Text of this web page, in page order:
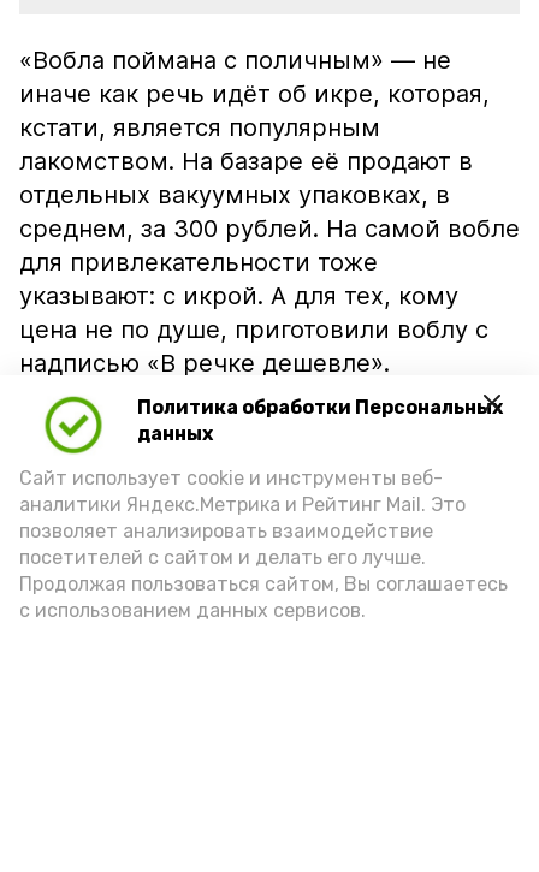
Политика обработки Персональных
данных
Сайт использует cookie и инструменты веб-
аналитики Яндекс.Метрика и Рейтинг Mail. Это
позволяет анализировать взаимодействие
посетителей с сайтом и делать его лучше.
Продолжая пользоваться сайтом, Вы соглашаетесь
с использованием данных сервисов.
«Вобла поймана с поличным» — не
иначе как речь идёт об икре, которая,
кстати, является популярным
лакомством. На базаре её продают в
отдельных вакуумных упаковках, в
среднем, за 300 рублей. На самой вобле
для привлекательности тоже
указывают: с икрой. А для тех, кому
цена не по душе, приготовили воблу с
надписью «В речке дешевле».